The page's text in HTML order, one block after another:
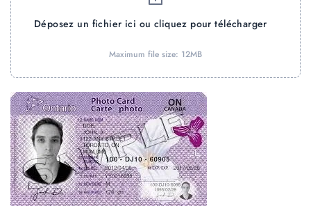
Déposez un fichier ici ou cliquez pour télécharger
Maximum file size: 12MB